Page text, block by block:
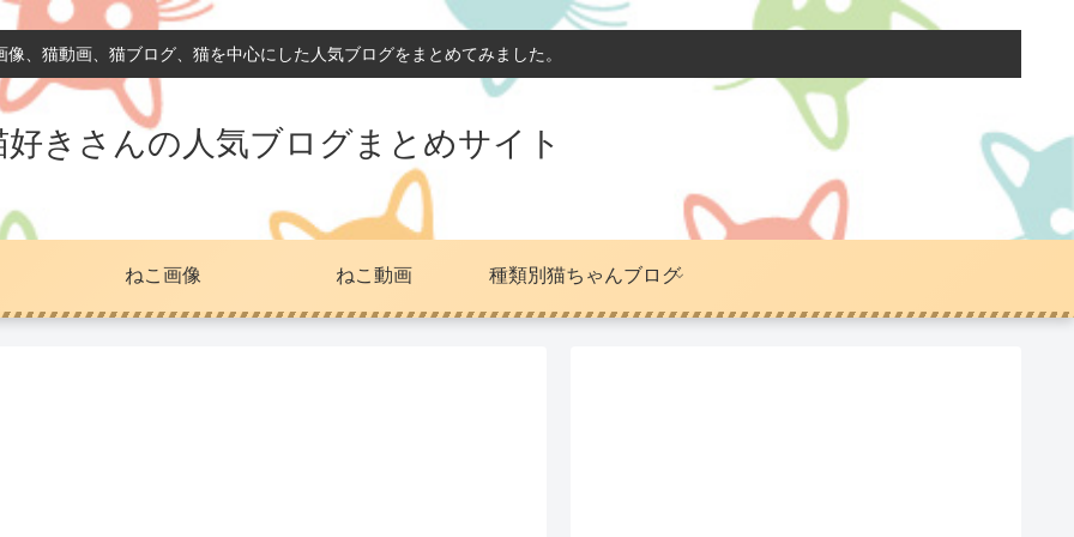
像、猫動画、猫ブログ、猫を中心にした人気ブログをまとめてみました。
好きさんの人気ブログまとめサイト
ねこ画像 ねこ動画 種類別猫ちゃんブログ